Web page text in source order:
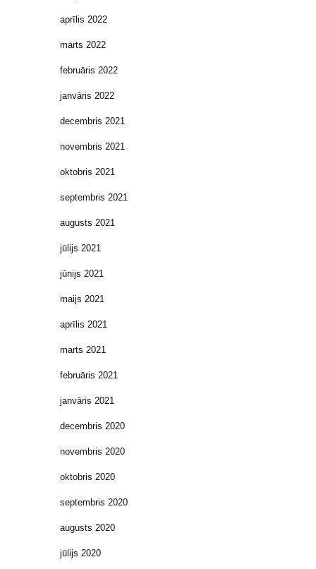
aprīlis 2022
marts 2022
februāris 2022
janvāris 2022
decembris 2021
novembris 2021
oktobris 2021
septembris 2021
augusts 2021
jūlijs 2021
jūnijs 2021
maijs 2021
aprīlis 2021
marts 2021
februāris 2021
janvāris 2021
decembris 2020
novembris 2020
oktobris 2020
septembris 2020
augusts 2020
jūlijs 2020